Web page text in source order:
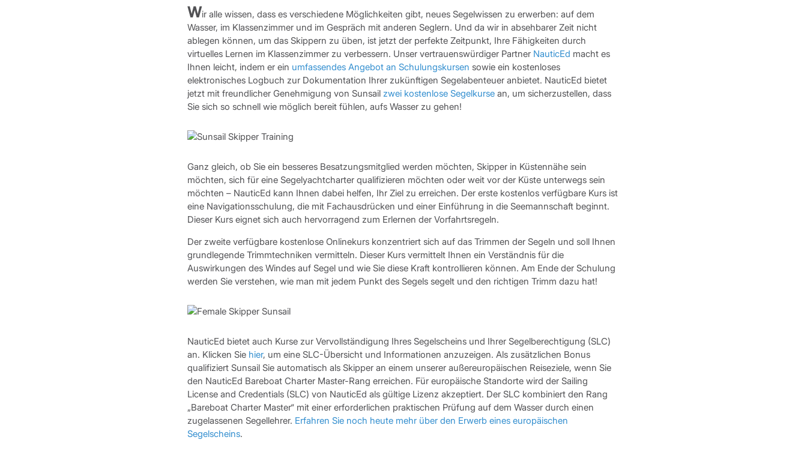
Wir alle wissen, dass es verschiedene Möglichkeiten gibt, neues Segelwissen zu erwerben: auf dem
Wasser, im Klassenzimmer und im Gespräch mit anderen Seglern. Und da wir in absehbarer Zeit nicht
ablegen können, um das Skippern zu üben, ist jetzt der perfekte Zeitpunkt, Ihre Fähigkeiten durch
virtuelles Lernen im Klassenzimmer zu verbessern. Unser vertrauenswürdiger Partner NauticEd macht es
Ihnen leicht, indem er ein umfassendes Angebot an Schulungskursen sowie ein kostenloses
elektronisches Logbuch zur Dokumentation Ihrer zukünftigen Segelabenteuer anbietet. NauticEd bietet
jetzt mit freundlicher Genehmigung von Sunsail zwei kostenlose Segelkurse an, um sicherzustellen, dass
Sie sich so schnell wie möglich bereit fühlen, aufs Wasser zu gehen!
Ganz gleich, ob Sie ein besseres Besatzungsmitglied werden möchten, Skipper in Küstennähe sein
möchten, sich für eine Segelyachtcharter qualifizieren möchten oder weit vor der Küste unterwegs sein
möchten – NauticEd kann Ihnen dabei helfen, Ihr Ziel zu erreichen. Der erste kostenlos verfügbare Kurs ist
eine Navigationsschulung, die mit Fachausdrücken und einer Einführung in die Seemannschaft beginnt.
Dieser Kurs eignet sich auch hervorragend zum Erlernen der Vorfahrtsregeln.
Der zweite verfügbare kostenlose Onlinekurs konzentriert sich auf das Trimmen der Segeln und soll Ihnen
grundlegende Trimmtechniken vermitteln. Dieser Kurs vermittelt Ihnen ein Verständnis für die
Auswirkungen des Windes auf Segel und wie Sie diese Kraft kontrollieren können. Am Ende der Schulung
werden Sie verstehen, wie man mit jedem Punkt des Segels segelt und den richtigen Trimm dazu hat!
NauticEd bietet auch Kurse zur Vervollständigung Ihres Segelscheins und Ihrer Segelberechtigung (SLC)
an. Klicken Sie hier, um eine SLC-Übersicht und Informationen anzuzeigen. Als zusätzlichen Bonus
qualifiziert Sunsail Sie automatisch als Skipper an einem unserer außereuropäischen Reiseziele, wenn Sie
den NauticEd Bareboat Charter Master-Rang erreichen. Für europäische Standorte wird der Sailing
License and Credentials (SLC) von NauticEd als gültige Lizenz akzeptiert. Der SLC kombiniert den Rang
„Bareboat Charter Master“ mit einer erforderlichen praktischen Prüfung auf dem Wasser durch einen
zugelassenen Segellehrer. Erfahren Sie noch heute mehr über den Erwerb eines europäischen
Segelscheins.